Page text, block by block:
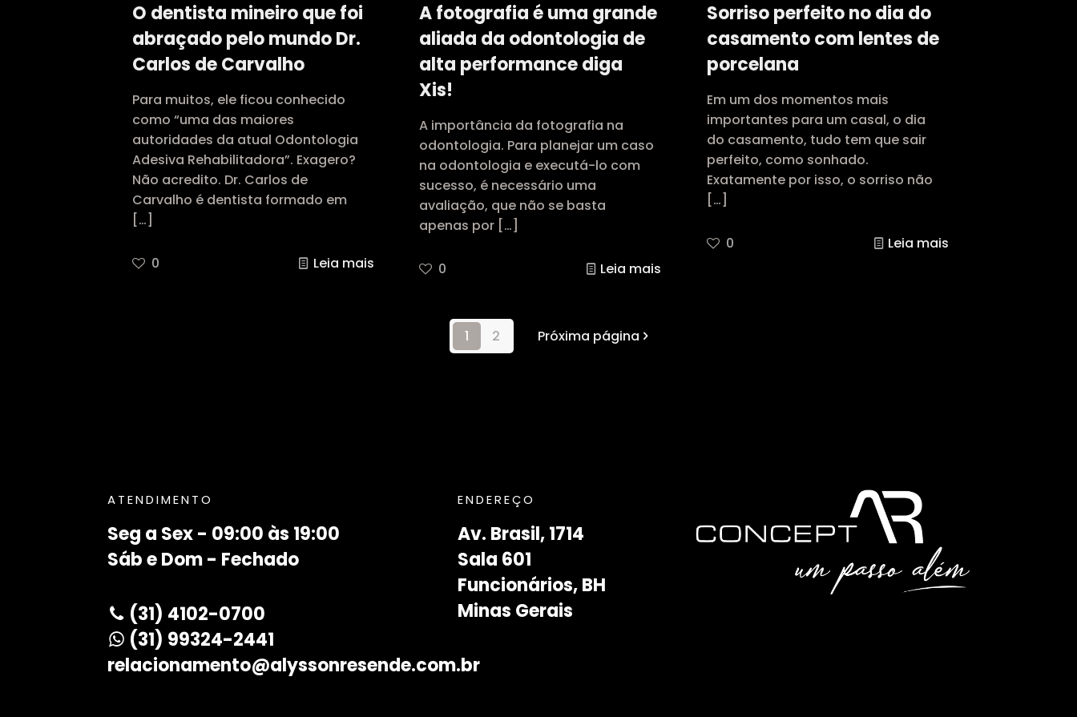
O dentista mineiro que foi
abraçado pelo mundo Dr.
Carlos de Carvalho
Para muitos, ele ficou conhecido
como “uma das maiores
autoridades da atual Odontologia
Adesiva Rehabilitadora”. Exagero?
Não acredito. Dr. Carlos de
Carvalho é dentista formado em
[…]
0 Leia mais
A fotografia é uma grande
aliada da odontologia de
alta performance diga
Xis!
A importância da fotografia na
odontologia. Para planejar um caso
na odontologia e executá-lo com
sucesso, é necessário uma
avaliação, que não se basta
apenas por […]
0 Leia mais
Sorriso perfeito no dia do
casamento com lentes de
porcelana
Em um dos momentos mais
importantes para um casal, o dia
do casamento, tudo tem que sair
perfeito, como sonhado.
Exatamente por isso, o sorriso não
[…]
0 Leia mais
1 2 Próxima página
ATENDIMENTO
Seg a Sex - 09:00 às 19:00
Sáb e Dom - Fechado
(31) 4102-0700
(31) 99324-2441
relacionamento@alyssonresende.com.br
ENDEREÇO
Av. Brasil, 1714
Sala 601
Funcionários, BH
Minas Gerais